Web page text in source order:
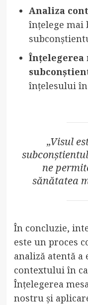
Analiza
înțelege mai
Înțelegerea
înțelesului
„Visul
ne
sănătatea
În concluzie,
este un proces
analiză atentă
contextului în
Înțelegerea
nostru și